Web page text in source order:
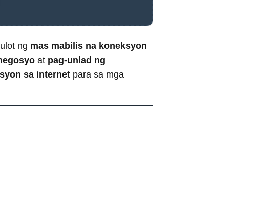
ng mas mabilis na koneksyon
at pag-unlad ng
sa internet para sa mga